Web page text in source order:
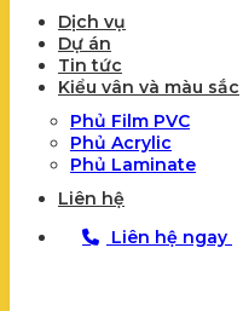
Dịch vụ
Dự án
Tin tức
Kiểu vân và màu sắc
Phủ Film PVC
Phủ Acrylic
Phủ Laminate
Liên hệ
Liên hệ ngay